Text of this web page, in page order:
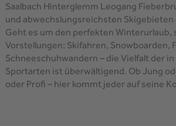
Saalbach Hinterglemm Leogang
und abwechslungsreichsten Skigebieten
Geht es um den perfekten Winterurlaub,
Vorstellungen: Skifahren, Snowboarden,
Schneeschuhwandern – die Vielfalt der
Sportarten ist überwältigend. Ob Jung
oder Profi – hier kommt jeder auf seine